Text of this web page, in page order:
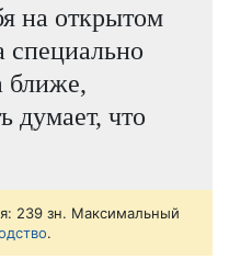
на открытом
специально
ближе,
думает, что
239 зн. Максимальный
.